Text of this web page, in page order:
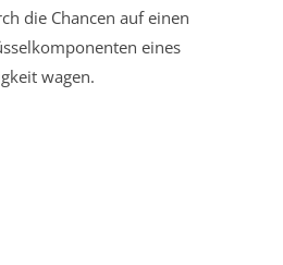
die Chancen auf einen
eines
wagen.